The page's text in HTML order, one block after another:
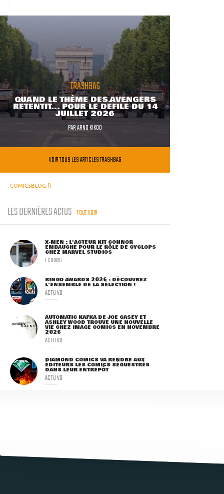
TRASHBAG
QUAND LE THÈME DES AVENGERS
RETENTIT... POUR LE DÉFILÉ DU 14
JUILLET 2026
PARARNO KIKOO
VOIR TOUS LES ARTICLES TRASHBAG
COMICSBLOG.fr
LES DERNIÈRES ACTUS TOUT VOIR
X-MEN : L'ACTEUR KIT CONNOR
EMBAUCHÉ POUR LE RÔLE DE CYCLOPS
CHEZ MARVEL STUDIOS
ECRANS
RINGO AWARDS 2026 : DÉCOUVREZ
L'ENSEMBLE DE LA SÉLECTION !
ACTU VO
AUTOMATIC KAFKA DE JOE CASEY ET
ASHLEY WOOD TROUVE UNE NOUVELLE
VIE CHEZ IMAGE COMICS EN NOVEMBRE
2026
ACTU VO
DIAMOND COMICS VA RENDRE AUX
ÉDITEURS LES COMICS SÉQUESTRÉS
DANS LEUR ENTREPÔT
ACTU VO